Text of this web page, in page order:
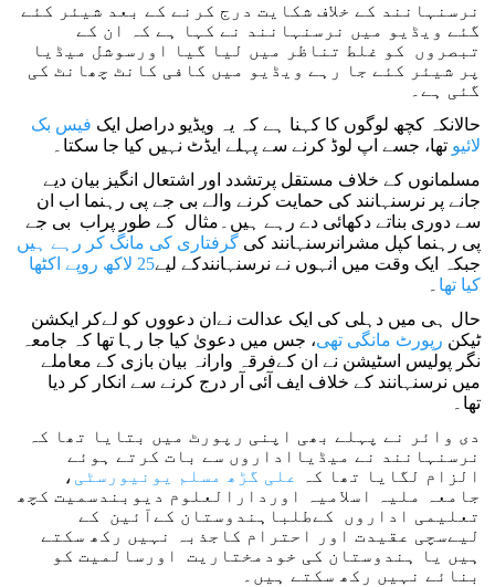
نرسنہانند کے خلاف شکایت درج کرنے کے بعد شیئر کئے
گئے ویڈیو میں نرسنہانند نے کہا ہے کہ ان کے
تبصروں کو غلط تناظر میں لیا گیا اورسوشل میڈیا
پر شیئر کئے جا رہے ویڈیو میں کافی کانٹ چھانٹ کی
گئی ہے۔
حالانکہ کچھ لوگوں کا کہنا ہے کہ یہ ویڈیو دراصل ایک فیس بک
لائیو تھا، جسے اپ لوڈ کرنے سے پہلے ایڈٹ نہیں کیا جا سکتا۔
مسلمانوں کے خلاف مستقل پرتشدد اور اشتعال انگیز بیان دیے
جانے پر نرسنہانند کی حمایت کرنے والے بی جے پی رہنما اب ان
سے دوری بناتے دکھائی دے رہے ہیں۔مثال کے طور پراب بی جے
پی رہنما کپل مشرانرسنہانند کیگرفتاری کی مانگ کر رہے ہیں
جبکہ ایک وقت میں انہوں نے نرسنہانندکے لیے
25 لاکھ روپے اکٹھا
کیا تھا
حال ہی میں دہلی کی ایک عدالت نےان دعووں کو لےکر ایکشن
ٹیکن رپورٹ مانگی تھی، جس میں دعویٰ کیا جا رہا تھا کہ جامعہ
نگر پولیس اسٹیشن نے ان کےفرقہ وارانہ بیان بازی کے معاملے
میں نرسنہانند کے خلاف ایف آئی آر درج کرنے سے انکار کر دیا
تھا۔
دی وائر نے پہلے بھی اپنی رپورٹ میں بتایا تھا کہ
نرسنہانند نے میڈیااداروں سے بات کرتے ہوئے
الزام لگایا تھا کہ
علی گڑھ مسلم یونیورسٹی ،
جامعہ ملیہ اسلامیہ اوردارالعلوم دیوبندسمیت کچھ
تعلیمی اداروں کےطلباہندوستان کےآئین کے
لیےسچی عقیدت اور احترام کاجذبہ نہیں رکھ سکتے
ہیں یا ہندوستان کی خودمختاریت اورسالمیت کو
بنائے نہیں رکھ سکتے ہیں۔